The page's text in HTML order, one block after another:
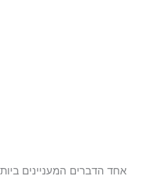
אחד הדברים המעניינים